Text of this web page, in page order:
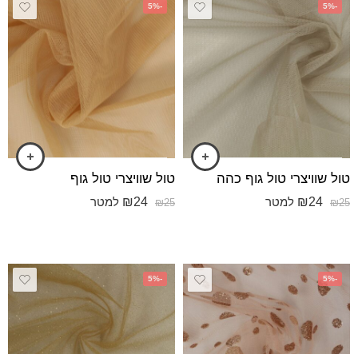
-5%
טול שוויצרי טול גוף כהה
₪25
₪24 למטר
-5%
טול שוויצרי טול גוף
₪25
₪24 למטר
-5%
-5%